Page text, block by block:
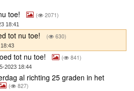
toe! ( 2071)
18:41
tot nu toe! ( 630)
tot nu toe! ( 841)
2023 18:44
al richting 25 graden in het
( 827)